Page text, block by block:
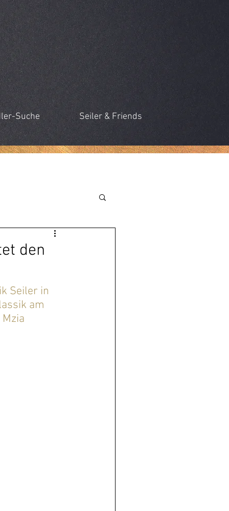
Suche Seiler & Friends
den
Seiler in
am